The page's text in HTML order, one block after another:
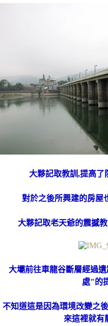
大夥記取教訓,提高了
對於之後所興建的房
大夥記取老天爺的震撼
大壩前往車龍谷斷層經過
處"的
不知道這是因為環境改變之
來這裡就有